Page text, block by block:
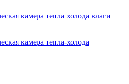
камера тепла-холода-влаги
камера тепла-холода